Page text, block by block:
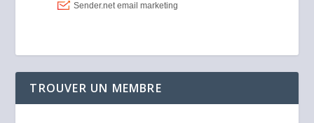
TROUVER UN MEMBRE